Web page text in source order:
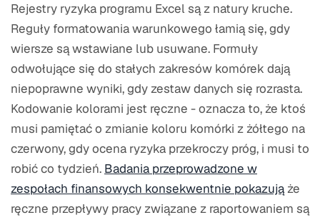
Rejestry ryzyka programu Excel są z natury kruche.
Reguły formatowania warunkowego łamią się, gdy
wiersze są wstawiane lub usuwane. Formuły
odwołujące się do stałych zakresów komórek dają
niepoprawne wyniki, gdy zestaw danych się rozrasta.
Kodowanie kolorami jest ręczne - oznacza to, że ktoś
musi pamiętać o zmianie koloru komórki z żółtego na
czerwony, gdy ocena ryzyka przekroczy próg, i musi to
robić co tydzień. Badania przeprowadzone w
zespołach finansowych konsekwentnie pokazująże
ręczne przepływy pracy związane z raportowaniem są